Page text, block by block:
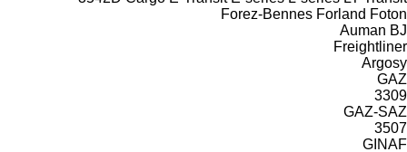
Forez-Bennes Forland Foton
Auman BJ
Freightliner
Argosy
GAZ
3309
GAZ-SAZ
3507
GINAF